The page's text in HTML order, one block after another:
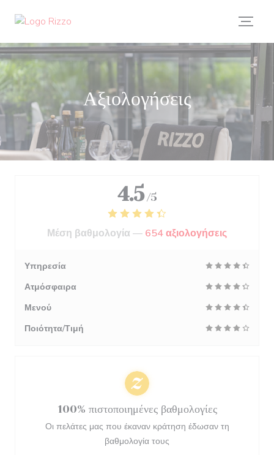
Αξιολογήσεις
4.5 /5
Μέση βαθμολογία — 654 αξιολογήσεις
Υπηρεσία
Ατμόσφαιρα
Μενού
Ποιότητα/Τιμή
100% πιστοποιημένες βαθμολογίες
Οι πελάτες μας που έκαναν κράτηση έδωσαν τη
βαθμολογία τους